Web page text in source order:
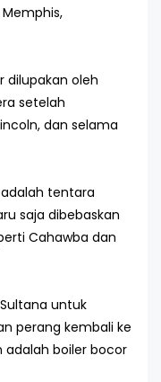
dilupakan oleh
setelah
dan selama
tentara
saja dibebaskan
Cahawba dan
untuk
perang kembali ke
adalah boiler bocor